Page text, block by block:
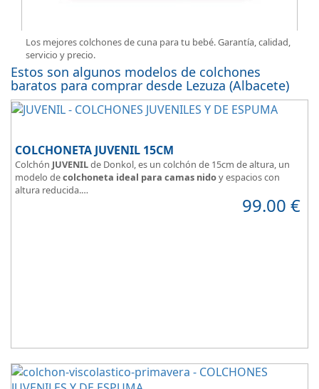
Los mejores colchones de cuna para tu bebé. Garantía, calidad,
servicio y precio.
Estos son algunos modelos de colchones
baratos para comprar desde Lezuza (Albacete)
COLCHONETA JUVENIL 15CM
Colchón JUVENILde Donkol, es un colchón de 15cm de altura, un
modelo decolchoneta ideal para camas nidoy espacios con
altura reducida.
suelen elegir
99.00 €